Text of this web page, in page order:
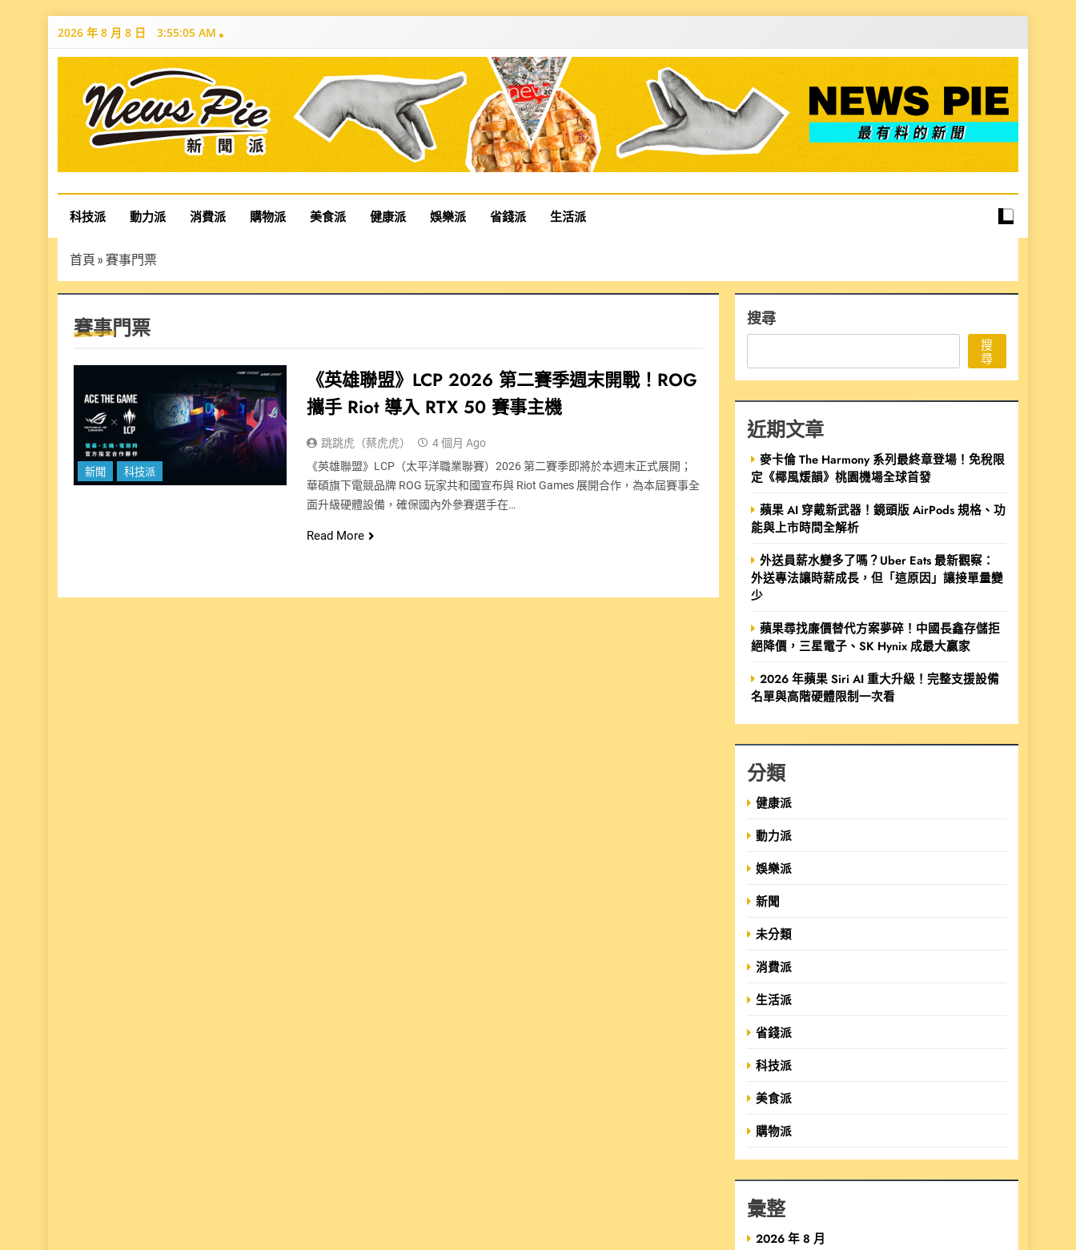
Skip
2026 年 8 月 8 日 3:55:06 AM
News Pie
最有料的新聞
科技派 動力派 消費派 購物派 美食派 健康派 娛樂派 省錢派 生活派
首頁 » 賽事門票
賽事門票
新聞 科技派
《英雄聯盟》LCP 2026 第二賽季週末開戰！ROG
攜手 Riot 導入 RTX 50 賽事主機
跳跳虎（蔡虎虎）
4 個月 Ago
《英雄聯盟》LCP（太平洋職業聯賽）2026 第二賽季即將於本週末正式展開；
華碩旗下電競品牌 ROG 玩家共和國宣布與 Riot Games 展開合作，為本屆賽事全
面升級硬體設備，確保國內外參賽選手在…
Read More
搜尋
搜
尋
近期文章
麥卡倫 The Harmony 系列最終章登場！免稅限
定《椰風煖韻》桃園機場全球首發
蘋果 AI 穿戴新武器！鏡頭版 AirPods 規格、功
能與上市時間全解析
外送員薪水變多了嗎？Uber Eats 最新觀察：
外送專法讓時薪成長，但「這原因」讓接單量變
少
蘋果尋找廉價替代方案夢碎！中國長鑫存儲拒
絕降價，三星電子、SK Hynix 成最大贏家
2026 年蘋果 Siri AI 重大升級！完整支援設備
名單與高階硬體限制一次看
分類
健康派
動力派
娛樂派
新聞
未分類
消費派
生活派
省錢派
科技派
美食派
購物派
彙整
2026 年 8 月